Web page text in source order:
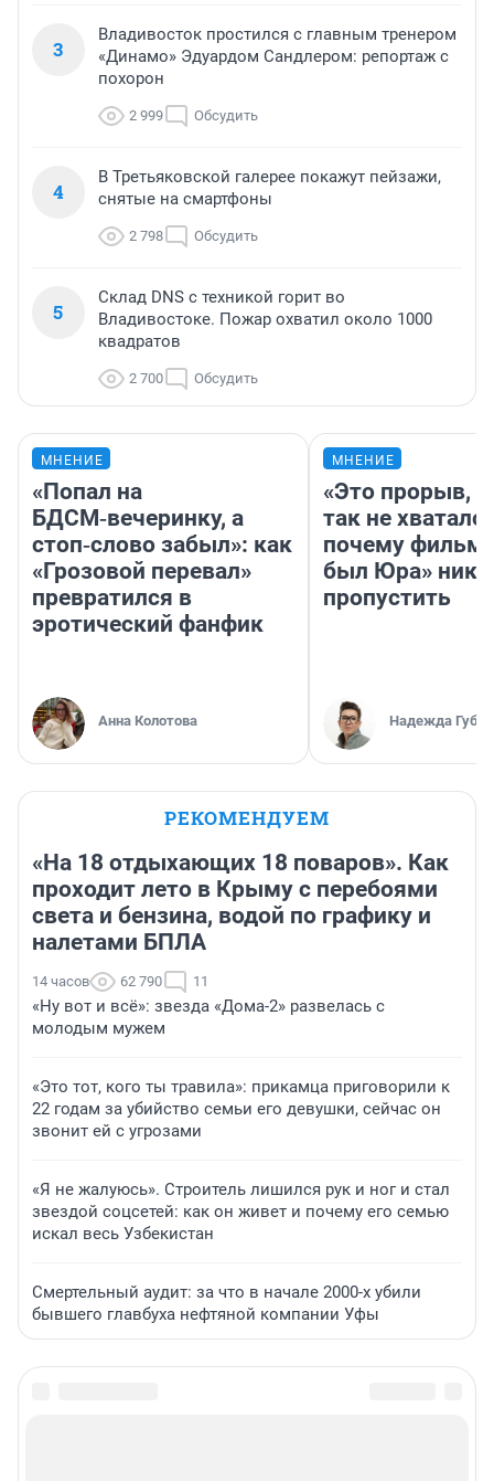
3
Владивосток простился с главным тренером
«Динамо» Эдуардом Сандлером: репортаж с
похорон
2 999 Обсудить
4
В Третьяковской галерее покажут пейзажи,
снятые на смартфоны
2 798 Обсудить
5
Склад DNS с техникой горит во
Владивостоке. Пожар охватил около 1000
квадратов
2 700 Обсудить
МНЕНИЕ
«Попал на
БДСМ‑вечеринку, а
стоп‑слово забыл»: как
«Грозовой перевал»
превратился в
эротический фанфик
Анна Колотова
МНЕНИЕ
«Это прорыв,
так не
почему фильм
был Юра»
пропустить
Надежда
РЕКОМЕНДУЕМ
«На 18 отдыхающих 18 поваров». Как
проходит лето в Крыму с перебоями
света и бензина, водой по графику и
налетами БПЛА
14 часов 62 790 11
«Ну вот и всё»: звезда «Дома-2» развелась с
молодым мужем
«Это тот, кого ты травила»: прикамца приговорили к
22 годам за убийство семьи его девушки, сейчас он
звонит ей с угрозами
«Я не жалуюсь». Строитель лишился рук и ног и стал
звездой соцсетей: как он живет и почему его семью
искал весь Узбекистан
Смертельный аудит: за что в начале 2000-х убили
бывшего главбуха нефтяной компании Уфы